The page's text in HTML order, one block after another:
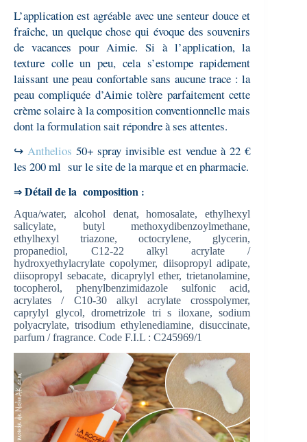
L’application est agréable avec une senteur douce et
fraîche, un quelque chose qui évoque des souvenirs
de vacances pour Aimie. Si à l’application, la
texture colle un peu, cela s’estompe rapidement
laissant une peau confortable sans aucune trace : la
peau compliquée d’Aimie tolère parfaitement cette
crème solaire à la composition conventionnelle mais
dont la formulation sait répondre à ses attentes.
↪Anthelios 50+ spray invisible est vendue à 22 €
les 200 ml sur le site de la marque et en pharmacie.
⇒Détail de la composition :
Aqua/water, alcohol denat, homosalate, ethylhexyl
salicylate, butyl methoxydibenzoylmethane,
ethylhexyl triazone, octocrylene, glycerin,
propanediol, C12-22 alkyl acrylate /
hydroxyethylacrylate copolymer, diisopropyl adipate,
diisopropyl sebacate, dicaprylyl ether, trietanolamine,
tocopherol, phenylbenzimidazole sulfonic acid,
acrylates / C10-30 alkyl acrylate crosspolymer,
caprylyl glycol, drometrizole tri s iloxane, sodium
polyacrylate, trisodium ethylenediamine, disuccinate,
parfum / fragrance. Code F.I.L : C245969/1